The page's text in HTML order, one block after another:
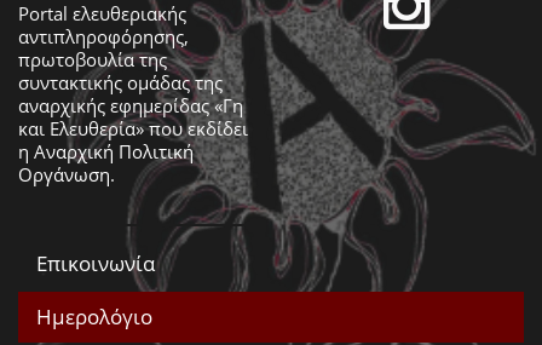
Portal ελευθεριακής
αντιπληροφόρησης,
πρωτοβουλία της
συντακτικής ομάδας της
αναρχικής εφημερίδας «Γη
και Ελευθερία» που εκδίδει
η Αναρχική Πολιτική
Οργάνωση.
Επικοινωνία
Ημερολόγιο